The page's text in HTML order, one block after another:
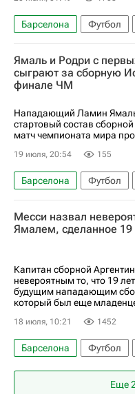
Барселона Футбол
США
Канада
ЧМ
Пау Кубарси
Лукас
Томас Мюллер
Ямаль и Родри с
сыграют за сборную
финале ЧМ
Нападающий Ламин
стартовый состав
матч чемпионата мира
19 июля, 20:54 155
Барселона Футбол
Ламин Ямаль
Родри
ЧМ по футболу 2026
Месси назвал
Ямалем, сделанное 19
Капитан сборной
невероятным то, что 19
будущим нападающим
который был еще
18 июля, 10:21 1452
Барселона Футбол
Испания
Каталония
Еще